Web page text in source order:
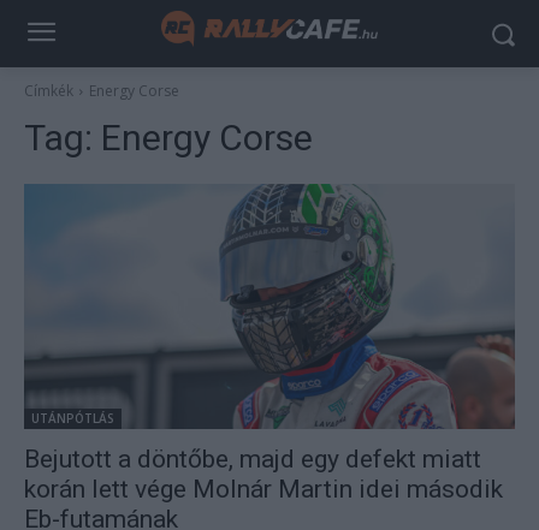
Címkék Energy Corse
Tag: Energy Corse
UTÁNPÓTLÁS
Bejutott a döntőbe, majd egy defekt miatt
korán lett vége Molnár Martin idei második
Eb-futamának